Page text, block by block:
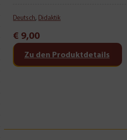
Deutsch, Didaktik
€ 9,00
Zu den Produktdetails